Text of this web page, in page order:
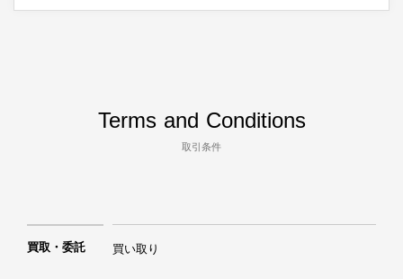
Terms and Conditions
取引条件
買取・委託 買い取り